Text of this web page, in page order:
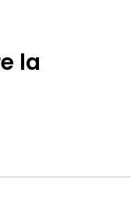
la